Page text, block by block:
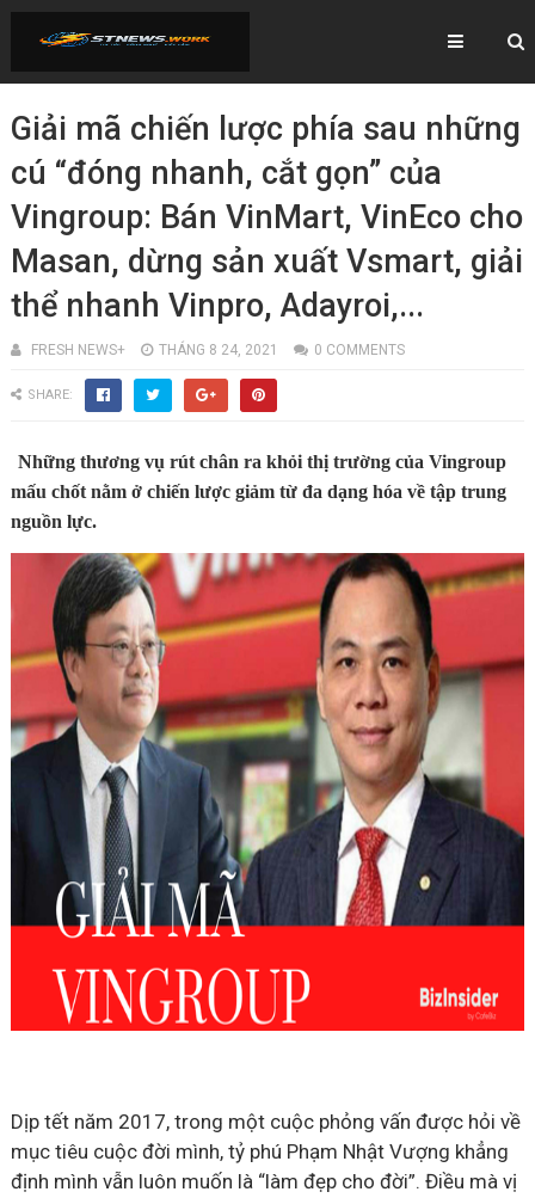
Giải mã chiến lược phía sau những
cú “đóng nhanh, cắt gọn” của
Vingroup: Bán VinMart, VinEco cho
Masan, dừng sản xuất Vsmart, giải
thể nhanh Vinpro, Adayroi,...
FRESH NEWS+ THÁNG 8 24, 2021 0 COMMENTS
SHARE:
Những thương vụ rút chân ra khỏi thị trường của Vingroup
mấu chốt nằm ở chiến lược giảm từ đa dạng hóa về tập trung
nguồn lực.
Dịp tết năm 2017, trong một cuộc phỏng vấn được hỏi về
mục tiêu cuộc đời mình, tỷ phú Phạm Nhật Vượng khẳng
định mình vẫn luôn muốn là “làm đẹp cho đời”. Điều mà vị